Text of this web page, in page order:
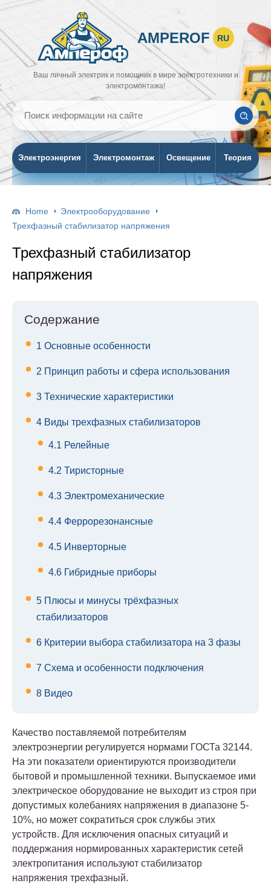
AMPEROF RU
Ваш личный электрик и помощник в мире электротехники и
электромонтажа!
Электроэнергия Электромонтаж Освещение Теория
Home
Электрооборудование
Трехфазный стабилизатор напряжения
Трехфазный стабилизатор
напряжения
Содержание
1 Основные особенности
2 Принцип работы и сфера использования
3 Технические характеристики
4 Виды трехфазных стабилизаторов
4.1 Релейные
4.2 Тиристорные
4.3 Электромеханические
4.4 Феррорезонансные
4.5 Инверторные
4.6 Гибридные приборы
5 Плюсы и минусы трёхфазных
стабилизаторов
6 Критерии выбора стабилизатора на 3 фазы
7 Схема и особенности подключения
8 Видео
Качество поставляемой потребителям
электроэнергии регулируется нормами ГОСТа 32144.
На эти показатели ориентируются производители
бытовой и промышленной техники. Выпускаемое ими
электрическое оборудование не выходит из строя при
допустимых колебаниях напряжения в диапазоне 5-
10%, но может сократиться срок службы этих
устройств. Для исключения опасных ситуаций и
поддержания нормированных характеристик сетей
электропитания используют стабилизатор
напряжения трехфазный.